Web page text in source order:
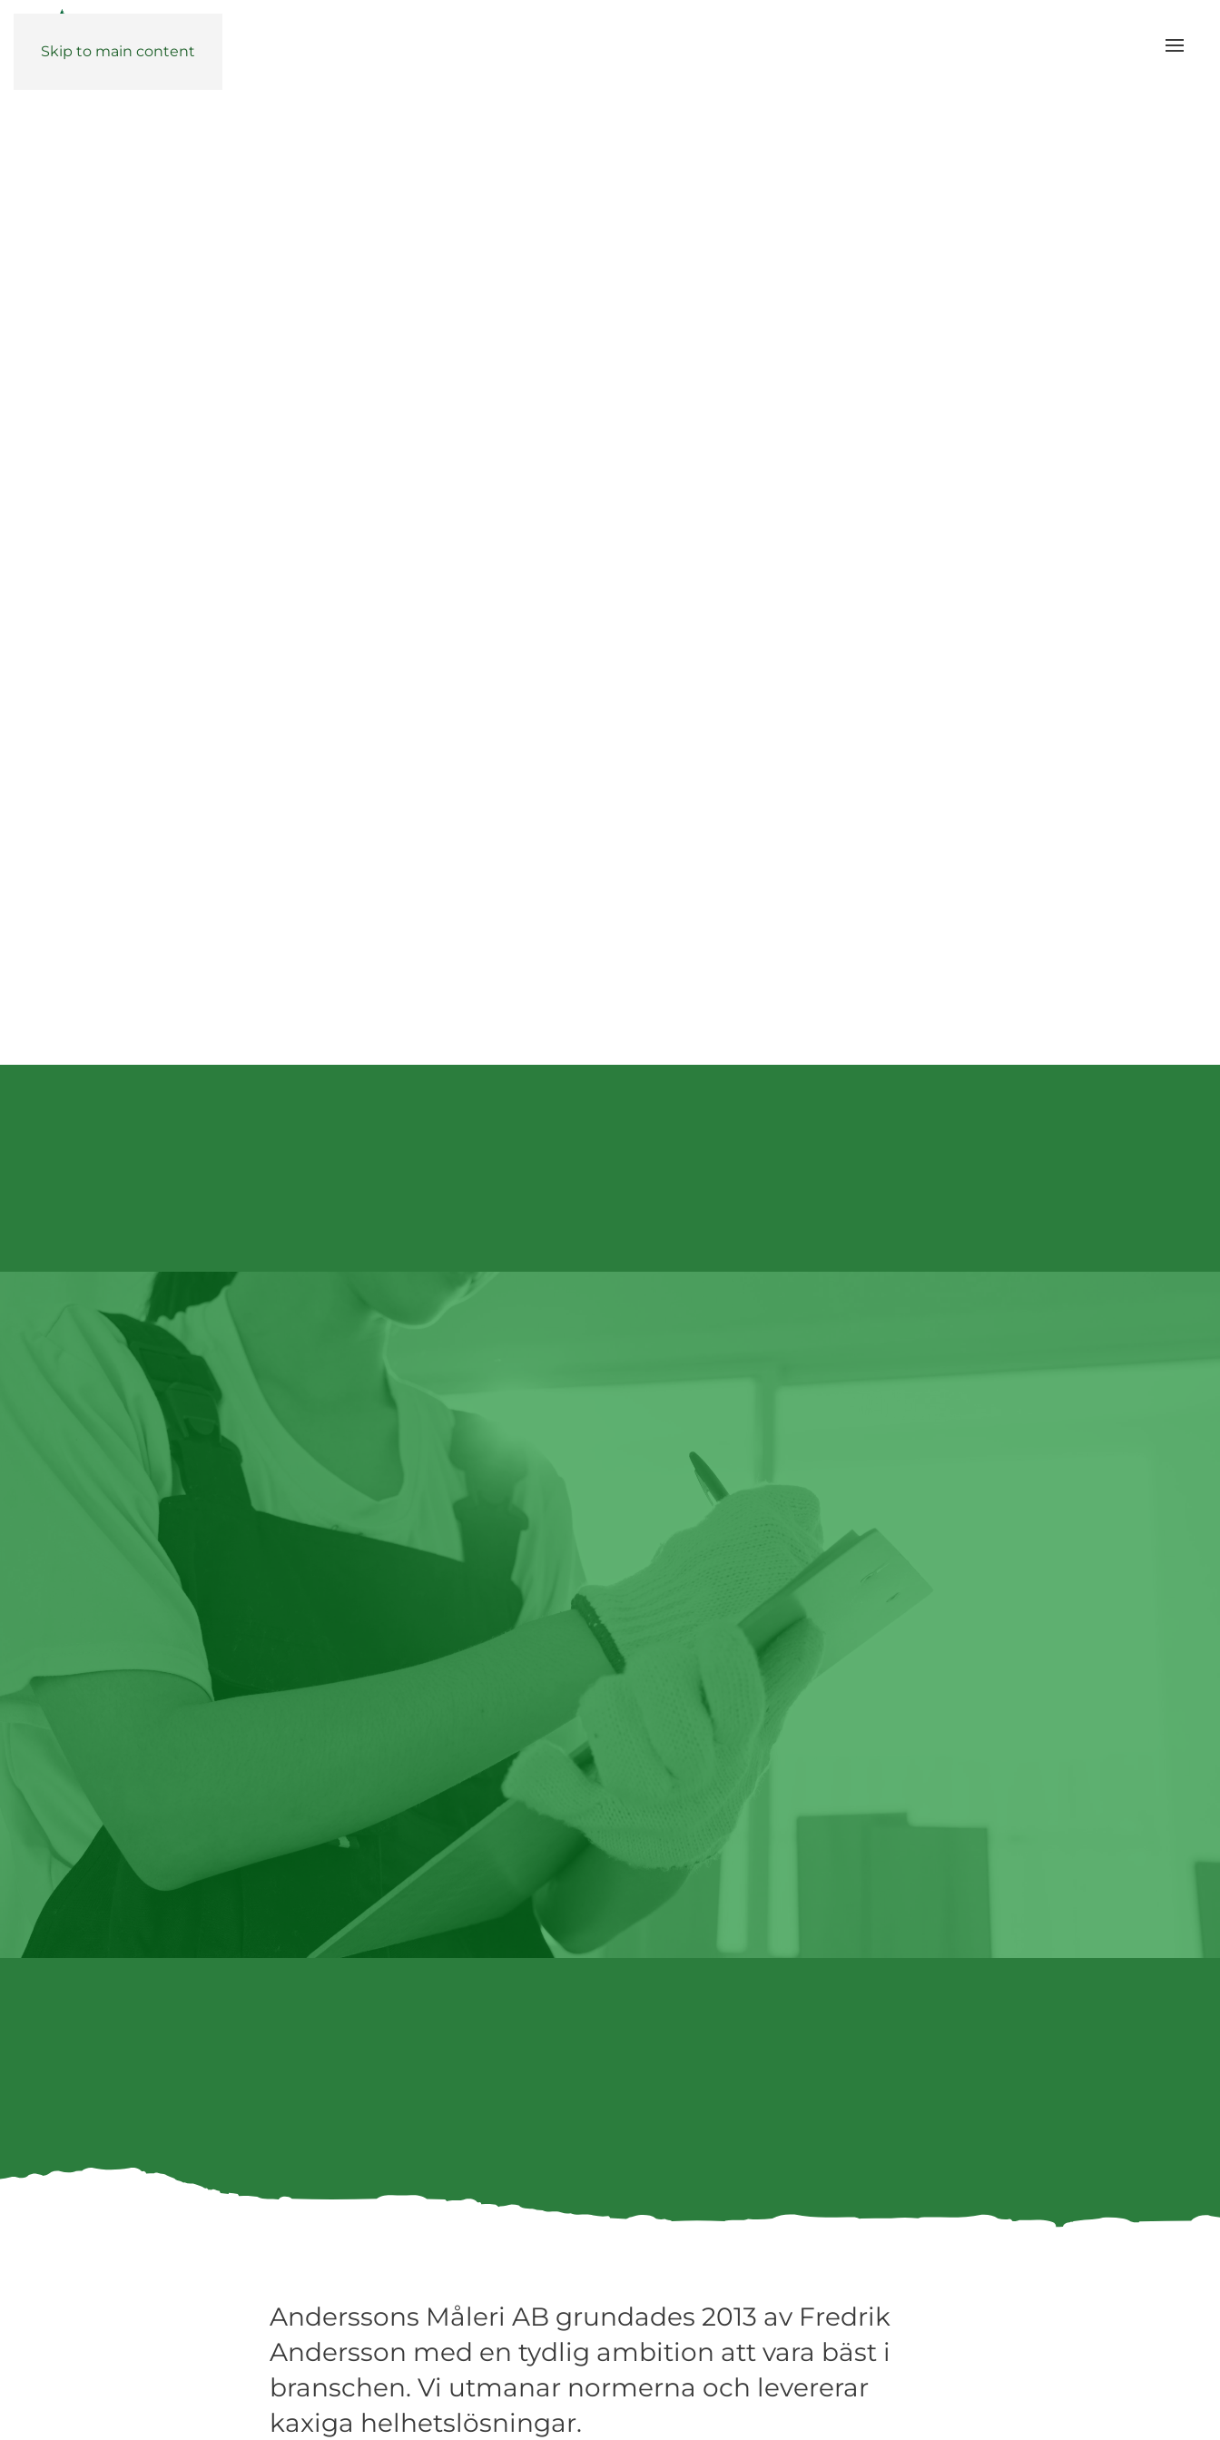
Skip to main content
Anderssons Måleri AB grundades 2013 av Fredrik
Andersson med en tydlig ambition att vara bäst i
branschen. Vi utmanar normerna och levererar
kaxiga helhetslösningar.